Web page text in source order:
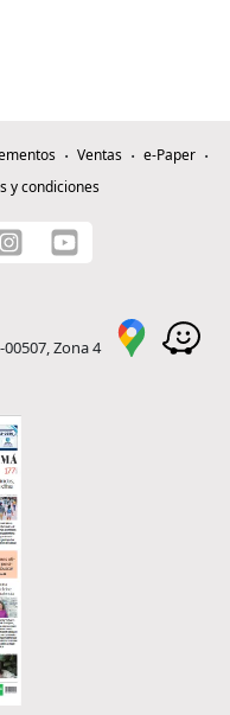
Ventas
e-Paper
y condiciones
Zona 4